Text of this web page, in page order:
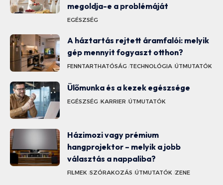
megoldja-e a problémáját
EGÉSZSÉG
A háztartás rejtett áramfalói: melyik
gép mennyit fogyaszt otthon?
FENNTARTHATÓSÁG TECHNOLÓGIA ÚTMUTATÓK
Ülőmunka és a kezek egészsége
EGÉSZSÉG KARRIER ÚTMUTATÓK
Házimozi vagy prémium
hangprojektor – melyik a jobb
választás a nappaliba?
FILMEK SZÓRAKOZÁS ÚTMUTATÓK ZENE